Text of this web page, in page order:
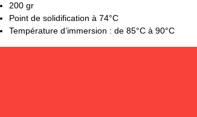
200 gr
Point de solidification à 74°C
Température d’immersion : de 85°C à 90°C